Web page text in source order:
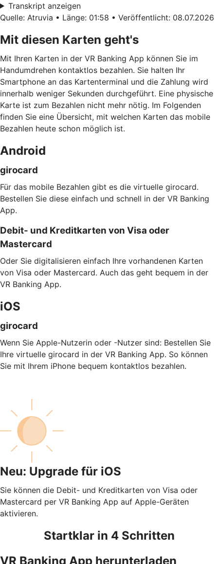
Transkript anzeigen
Quelle: Atruvia • Länge: 01:58 • Veröffentlicht: 08.07.2026
Mit diesen Karten geht's
Mit Ihren Karten in der VR Banking App können Sie im
Handumdrehen kontaktlos bezahlen. Sie halten Ihr
Smartphone an das Kartenterminal und die Zahlung wird
innerhalb weniger Sekunden durchgeführt. Eine physische
Karte ist zum Bezahlen nicht mehr nötig. Im Folgenden
finden Sie eine Übersicht, mit welchen Karten das mobile
Bezahlen heute schon möglich ist.
Android
girocard
Für das mobile Bezahlen gibt es die virtuelle girocard.
Bestellen Sie diese einfach und schnell in der VR Banking
App.
Debit- und Kreditkarten von Visa oder
Mastercard
Oder Sie digitalisieren einfach Ihre vorhandenen Karten
von Visa oder Mastercard. Auch das geht bequem in der
VR Banking App.
iOS
girocard
Wenn Sie Apple-Nutzerin oder -Nutzer sind: Bestellen Sie
Ihre virtuelle girocard in der VR Banking App. So können
Sie mit Ihrem iPhone bequem kontaktlos bezahlen.
Neu: Upgrade für iOS
Sie können die Debit- und Kreditkarten von Visa oder
Mastercard per VR Banking App auf Apple-Geräten
aktivieren.
Startklar in 4 Schritten
VR Banking App herunterladen